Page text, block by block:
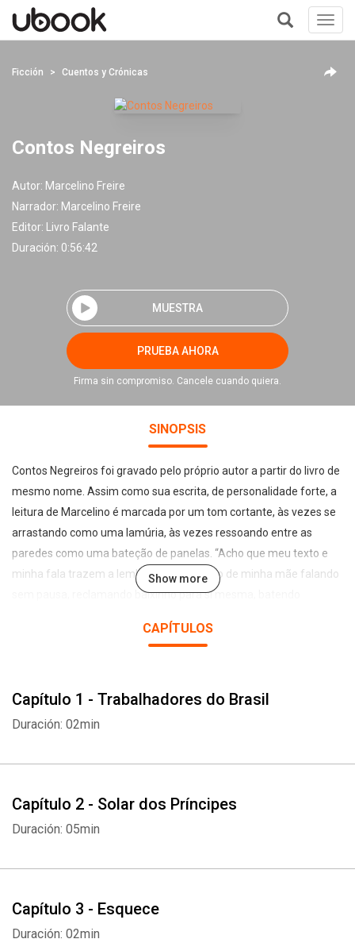
+
Ficción Cuentos y Crónicas
Contos Negreiros
Autor: Marcelino Freire
Narrador: Marcelino Freire
Editor:
Livro Falante
Duración: 0:56:42
MUESTRA
PRUEBA AHORA
Firma sin compromiso. Cancele cuando quiera.
SINOPSIS
Contos Negreiros foi gravado pelo próprio autor a partir do livro de
mesmo nome. Assim como sua escrita, de personalidade forte, a
leitura de Marcelino é marcada por um tom cortante, às vezes se
arrastando como uma lamúria, às vezes ressoando entre as
paredes como uma bateção de panelas. “Acho que meu texto e
minha fala trazem a lembrança que tenho de minha mãe falando
sem pausa, reclamando baixinho para si mesma, batendo
com a participação especial da cantora Fabiana Cozza e do
prostituição infantil, analfabetismo. Tudo isso visto não por quem
se senta na cadeira de observador convencional, mas por quem
Show more
CAPÍTULOS
Capítulo 1 - Trabalhadores do Brasil
Duración: 02min
Capítulo 2 - Solar dos Príncipes
Duración: 05min
Capítulo 3 - Esquece
Duración: 02min